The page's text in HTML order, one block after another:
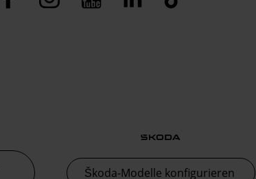
Škoda-Modelle konfigurieren